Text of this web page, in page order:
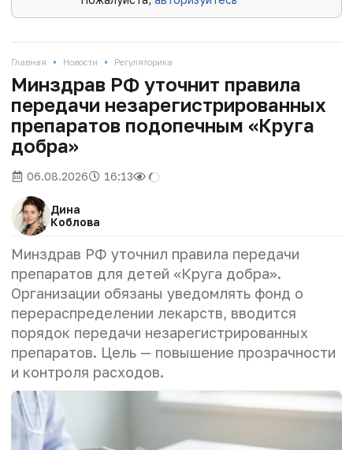
Главная • Новости • Регуляторика
Минздрав РФ уточнит правила
передачи незарегистрированных
препаратов подопечным «Круга
добра»
06.08.2026 16:13
Дина
Коблова
Минздрав РФ уточнил правила передачи
препаратов для детей «Круга добра».
Организации обязаны уведомлять фонд о
перераспределении лекарств, вводится
порядок передачи незарегистрированных
препаратов. Цель — повышение прозрачности
и контроля расходов.